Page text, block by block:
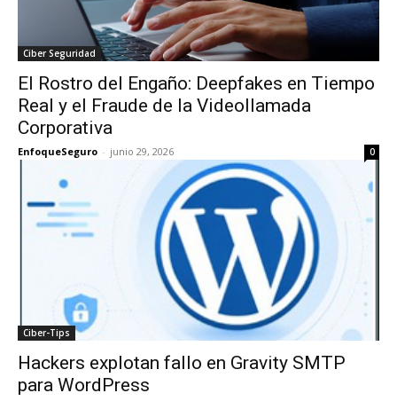
Ciber Seguridad
El Rostro del Engaño: Deepfakes en Tiempo
Real y el Fraude de la Videollamada
Corporativa
EnfoqueSeguro - junio 29, 2026 0
Ciber-Tips
Hackers explotan fallo en Gravity SMTP
para WordPress